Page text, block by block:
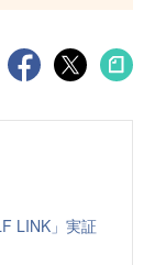
LINK」実証